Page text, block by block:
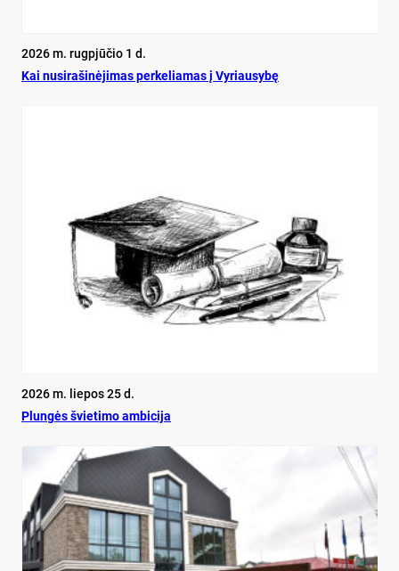
2026 m. rugpjūčio 1 d.
Kai nu­si­ra­ši­nė­ji­mas per­ke­lia­mas į Vy­riau­sy­bę
2026 m. liepos 25 d.
Plun­gės švie­ti­mo am­bi­ci­ja